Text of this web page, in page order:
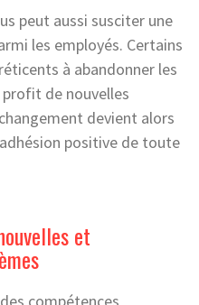
peut aussi susciter une
les employés. Certains
à abandonner les
de nouvelles
devient alors
positive de toute
et